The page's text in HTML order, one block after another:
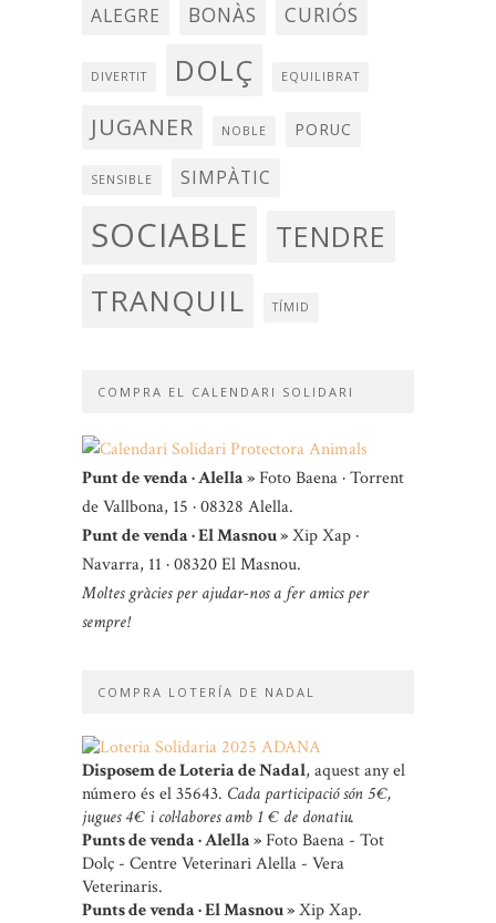
ALEGRE BONÀS CURIÓS
DIVERTIT DOLÇ EQUILIBRAT
JUGANER NOBLE PORUC
SENSIBLE SIMPÀTIC
SOCIABLE TENDRE
TRANQUIL TÍMID
COMPRA EL CALENDARI SOLIDARI
Punt de venda · Alella »Foto Baena · Torrent
de Vallbona, 15 · 08328 Alella.
Punt de venda · El Masnou »Xip Xap ·
Navarra, 11 · 08320 El Masnou.
Moltes gràcies per ajudar-nos a fer amics per
sempre!
COMPRA LOTERÍA DE NADAL
Disposem de Loteria de Nadal, aquest any el
número és el 35643. Cada participació són 5 €,
jugues 4 € i col·labores amb 1 € de donatiu.
Punts de venda · Alella »Foto Baena - Tot
Dolç - Centre Veterinari Alella - Vera
Veterinaris.
Punts de venda · El Masnou »Xip Xap.